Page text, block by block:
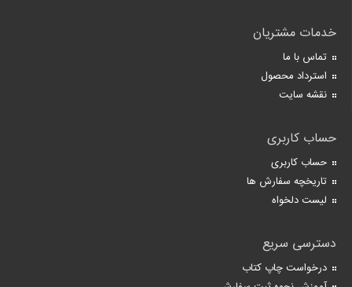
خدمات مشتریان
تماس با ما
استرداد محصول
نقشه سایت
حساب کاربری
حساب کاربری
تاریخچه سفارش ها
لیست دلخواه
دسترسی سریع
درخواست چاپ کتاب